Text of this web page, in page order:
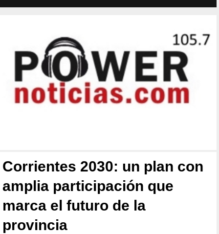
Corrientes 2030: un plan con
amplia participación que
marca el futuro de la
provincia